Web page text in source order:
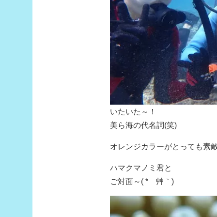
いたいた～！
美ら海の代名詞(笑)
オレンジカラーがとっても素
ハマクマノミ君と
ご対面～( *´艸｀)